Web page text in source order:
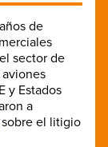
de
sector de
y Estados
a
sobre el litigio